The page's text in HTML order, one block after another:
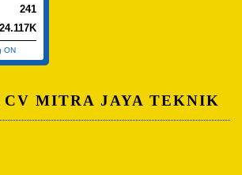
241
24.117K
ON
CV MITRA JAYA TEKNIK